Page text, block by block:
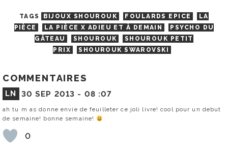
TAGS BIJOUX SHOUROUK FOULARDS EPICE
LA
PIÈCE
LA PIÈCE X ADIEU ET À DEMAIN
PSYCHO DU
GÂTEAU
SHOUROUK
SHOUROUK PETIT
PRIX
SHOUROUK SWAROVSKI
COMMENTAIRES
LN 30 SEP 2013 - 08 :07
ah tu m as donne envie de feuilleter ce joli livre! cool pour un debut
de semaine! bonne semaine!
0